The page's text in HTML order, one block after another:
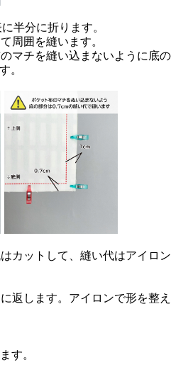
分に折ります。
を縫います。
を縫い込まないように底の
。
トして、縫い代はアイロン
ます。アイロンで形を整え
。